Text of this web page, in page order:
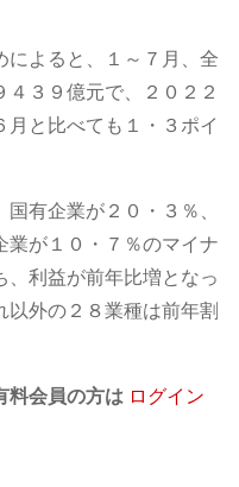
よると、１～７月、全
３９億元で、２０２２
と比べても１・３ポイ
有企業が２０・３％、
が１０・７％のマイナ
利益が前年比増となっ
外の２８業種は前年割
料会員の方は ログイン